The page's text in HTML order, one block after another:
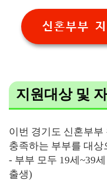
신혼부부
지원대상 및
이번 경기도 신혼부
충족하는 부부를 대상
- 부부 모두 19세~39
출생)